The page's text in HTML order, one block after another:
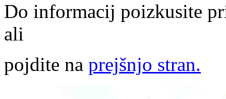
Do informacij poizkusite
ali
pojdite na prejšnjo stran.